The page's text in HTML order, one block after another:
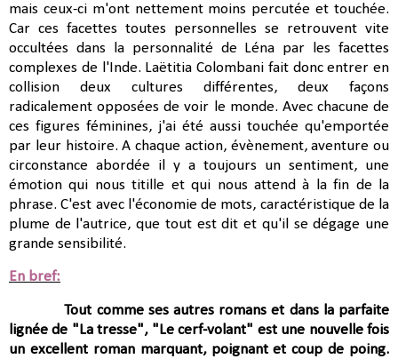
mais ceux-ci m'ont nettement moins percutée et touchée.
Car ces facettes toutes personnelles se retrouvent vite
occultées dans la personnalité de Léna par les facettes
complexes de l'Inde. Laëtitia Colombani fait donc entrer en
collision deux cultures différentes, deux façons
radicalement opposées de voir le monde. Avec chacune de
ces figures féminines, j'ai été aussi touchée qu'emportée
par leur histoire. A chaque action, évènement, aventure ou
circonstance abordée il y a toujours un sentiment, une
émotion qui nous titille et qui nous attend à la fin de la
phrase. C'est avec l'économie de mots, caractéristiquede la
plume de l'autrice, que tout est dit et qu'il se dégage une
grande sensibilité.
En bref:
Tout comme ses autres romans et dans la parfaite
lignée de "La tresse", "Le cerf-volant" est une nouvelle fois
un excellent roman marquant, poignant et coup de poing.